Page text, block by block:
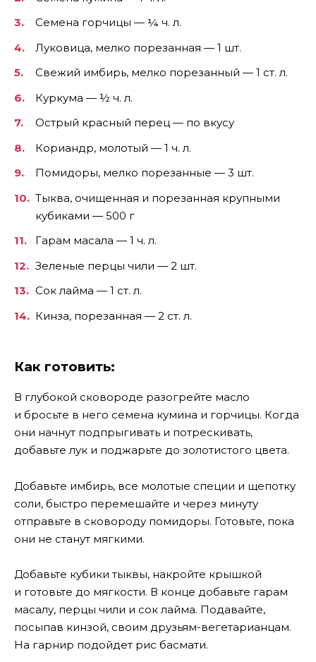
Семена горчицы — ¼ ч. л.
Луковица, мелко порезанная — 1 шт.
Свежий имбирь, мелко порезанный — 1 ст. л.
Куркума — ½ ч. л.
Острый красный перец — по вкусу
Кориандр, молотый — 1 ч. л.
Помидоры, мелко порезанные — 3 шт.
Тыква, очищенная и порезанная крупными
кубиками — 500 г
Гарам масала — 1 ч. л.
Зеленые перцы чили — 2 шт.
Сок лайма — 1 ст. л.
Кинза, порезанная — 2 ст. л.
Как готовить:
В глубокой сковороде разогрейте масло
и бросьте в него семена кумина и горчицы. Когда
они начнут подпрыгивать и потрескивать,
добавьте лук и поджарьте до золотистого цвета.
Добавьте имбирь, все молотые специи и щепотку
соли, быстро перемешайте и через минуту
отправьте в сковороду помидоры. Готовьте, пока
они не станут мягкими.
Добавьте кубики тыквы, накройте крышкой
и готовьте до мягкости. В конце добавьте гарам
масалу, перцы чили и сок лайма. Подавайте,
посыпав кинзой, своим друзьям-вегетарианцам.
На гарнир подойдет рис басмати.